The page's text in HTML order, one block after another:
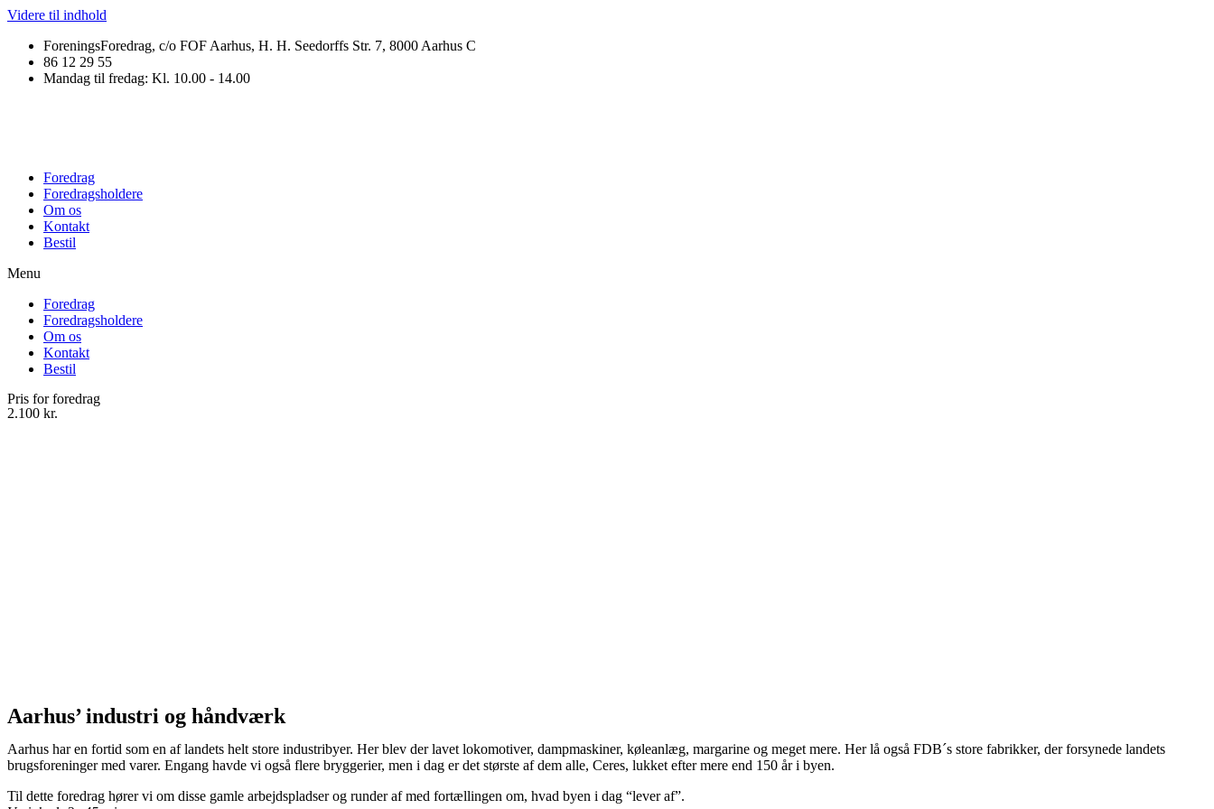
Videre til indhold
ForeningsForedrag, c/o FOF Aarhus, H. H. Seedorffs Str. 7, 8000 Aarhus C
86 12 29 55
Mandag til fredag: Kl. 10.00 - 14.00
Foredrag
Foredragsholdere
Om os
Kontakt
Bestil
Menu
Foredrag
Foredragsholdere
Om os
Kontakt
Bestil
Pris for foredrag
2.100 kr.
Aarhus’ industri og håndværk
Aarhus har en fortid som en af landets helt store industribyer. Her blev der lavet lokomotiver, dampmaskiner, køleanlæg, margarine og meget mere. Her lå også FDB´s store fabrikker, der forsynede landets
brugsforeninger med varer. Engang havde vi også flere bryggerier, men i dag er det største af dem alle, Ceres, lukket efter mere end 150 år i byen.
Til dette foredrag hører vi om disse gamle arbejdspladser og runder af med fortællingen om, hvad byen i dag “lever af”.